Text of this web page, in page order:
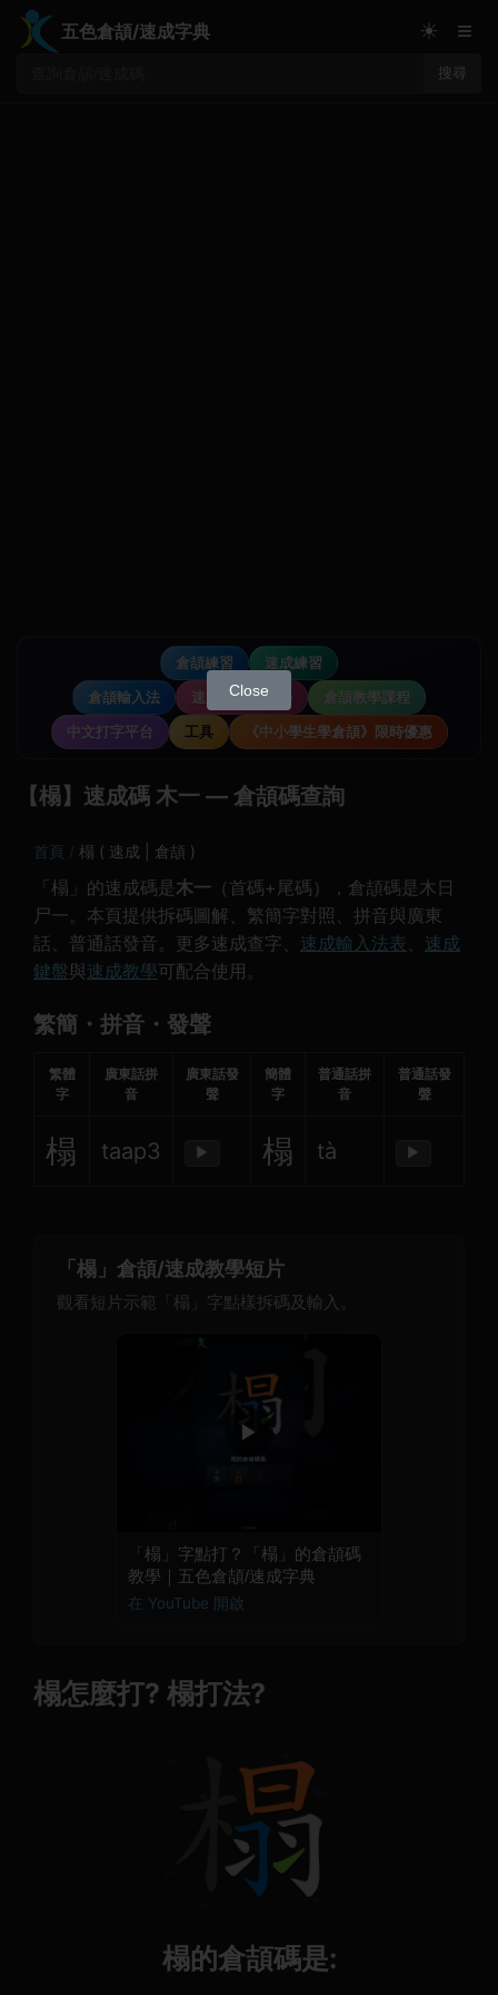
五色倉頡/速成字典
搜尋
☀ ≡
倉頡練習
速成練習
倉頡輸入法
速成輸入法教學
倉頡教學課程
中文打字平台
工具 《中小學生學倉頡》限時優惠
【榻】速成碼 木一 — 倉頡碼查詢
首頁 榻 ( 速成 | 倉頡 )
「榻」的速成碼是 木一 （首碼+尾碼），倉頡碼是木日
尸一。本頁提供拆碼圖解、繁簡字對照、拼音與廣東
話、普通話發音。更多速成查字、 速成輸入法表、 速成
鍵盤與速成教學可配合使用。
繁簡・拼音・發聲
繁體
字
廣東話拼
音
廣東話發
聲
簡體
字
普通話拼
音
普通話發
聲
榻 taap3 ▶ 榻 tà ▶
「榻」倉頡/速成教學短片
觀看短片示範「榻」字點樣拆碼及輸入。
▶
「榻」字點打？「榻」的倉頡碼
教學｜五色倉頡/速成字典
在 YouTube 開啟
榻怎麼打? 榻打法?
榻的倉頡碼是:
Close